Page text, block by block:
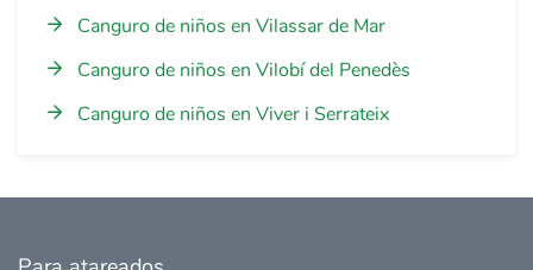
Canguro de niños en Vilassar de Mar
Canguro de niños en Vilobí del Penedès
Canguro de niños en Viver i Serrateix